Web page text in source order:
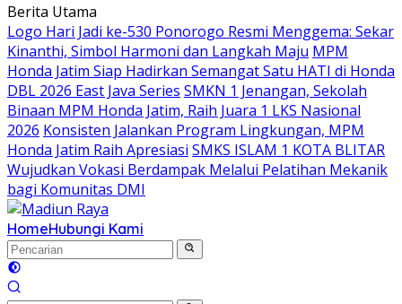
Langsung
ke
konten
Berita Utama
Logo Hari Jadi ke-530 Ponorogo Resmi Menggema: Sekar
Kinanthi, Simbol Harmoni dan Langkah Maju MPM
Honda Jatim Siap Hadirkan Semangat Satu HATI di Honda
DBL 2026 East Java Series SMKN 1 Jenangan, Sekolah
Binaan MPM Honda Jatim, Raih Juara 1 LKS Nasional
2026 Konsisten Jalankan Program Lingkungan, MPM
Honda Jatim Raih Apresiasi SMKS ISLAM 1 KOTA BLITAR
Wujudkan Vokasi Berdampak Melalui Pelatihan Mekanik
bagi Komunitas DMI
HomeHubungi Kami